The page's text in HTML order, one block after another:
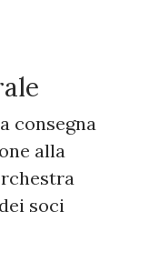
consegna
alla
soci